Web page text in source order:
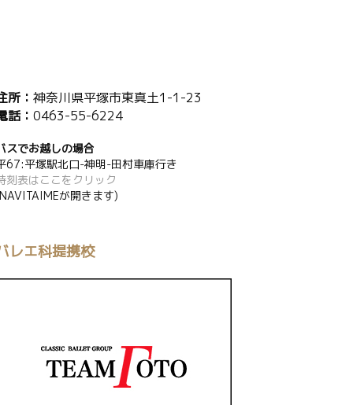
所： 神奈川県平塚市東真土1-1-23
話： 0463-55-6224
スでお越しの場合
67:平塚駅北口-神明-田村車庫行き
刻表はここをクリック
が開きます)
レエ科提携校